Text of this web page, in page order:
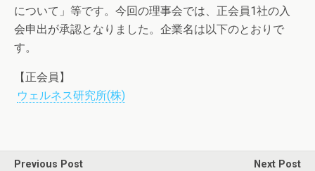
について」等です。今回の理事会では、正会員1社の入
会申出が承認となりました。企業名は以下のとおりで
す。
【正会員】
ウェルネス研究所(株)
Previous Post
Next Post